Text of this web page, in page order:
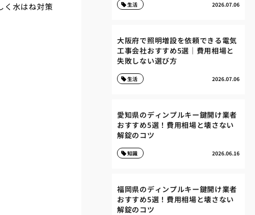
く水はね対策
2026.07.06
生活
大阪府で照明増設を依頼できる電気
工事会社おすすめ5選｜費用相場と
失敗しない選び方
2026.07.06
生活
愛知県のディンプルキー鍵開け業者
おすすめ5選！費用相場と壊さない
解錠のコツ
2026.06.16
知識
福岡県のディンプルキー鍵開け業者
おすすめ5選！費用相場と壊さない
解錠のコツ